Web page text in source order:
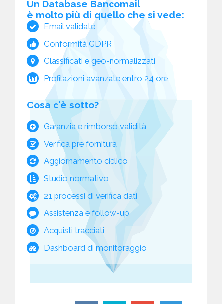
Un Database Bancomail
è molto più di quello che si vede:
Email validate
Conformità GDPR
Classificati e geo-normalizzati
Profilazioni avanzate entro 24 ore
Cosa c'è sotto?
Garanzia e rimborso validità
Verifica pre fornitura
Aggiornamento ciclico
Studio normativo
21 processi di verifica dati
Assistenza e follow-up
Acquisti tracciati
Dashboard di monitoraggio